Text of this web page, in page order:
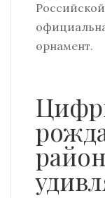
орнамент.